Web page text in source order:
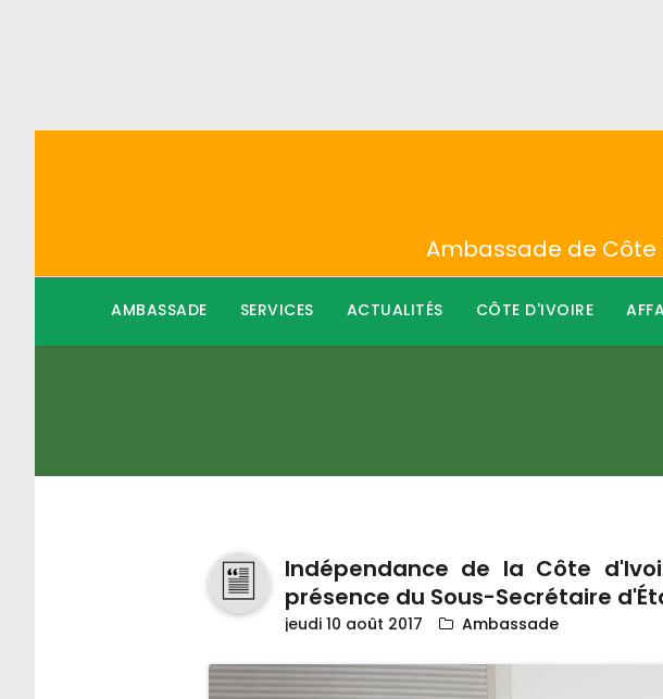
Ambassade de Côte
AMBASSADE SERVICES ACTUALITÉS CÔTE D'IVOIRE
Indépendance de la Côte
présence du Sous-Secrétaire
jeudi 10 août 2017 Ambassade